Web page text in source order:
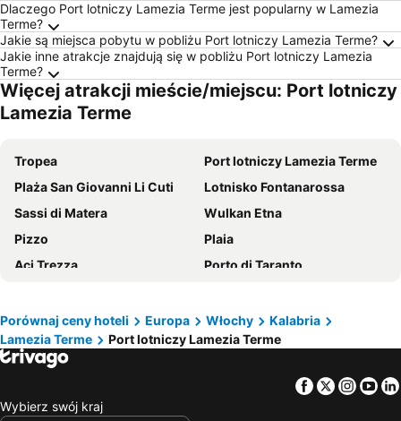
Dlaczego Port lotniczy Lamezia Terme jest popularny w Lamezia
Terme?
Jakie są miejsca pobytu w pobliżu Port lotniczy Lamezia Terme?
Jakie inne atrakcje znajdują się w pobliżu Port lotniczy Lamezia
Terme?
Więcej atrakcji mieście/miejscu: Port lotniczy
Lamezia Terme
Tropea
Port lotniczy Lamezia Terme
Plaża San Giovanni Li Cuti
Lotnisko Fontanarossa
Sassi di Matera
Wulkan Etna
Pizzo
Plaia
Aci Trezza
Porto di Taranto
Port morski Katania
San Pietro in Bevagna
Terme di Caronte
Catanzaro Lido
Santa Domenica
Porównaj ceny hoteli Europa Włochy
Kalabria
Lamezia Terme
Port lotniczy Lamezia Terme
Facebook
Twitter
Wybierz swój kraj